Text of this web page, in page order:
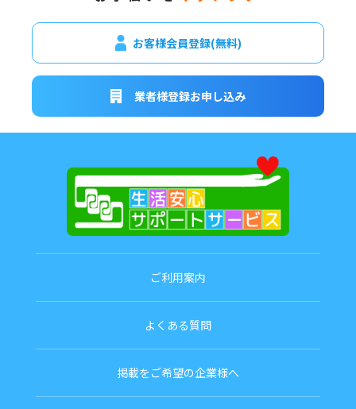
お客様会員登録(無料)
業者様登録お申し込み
ご利用案内
よくある質問
掲載をご希望の企業様へ